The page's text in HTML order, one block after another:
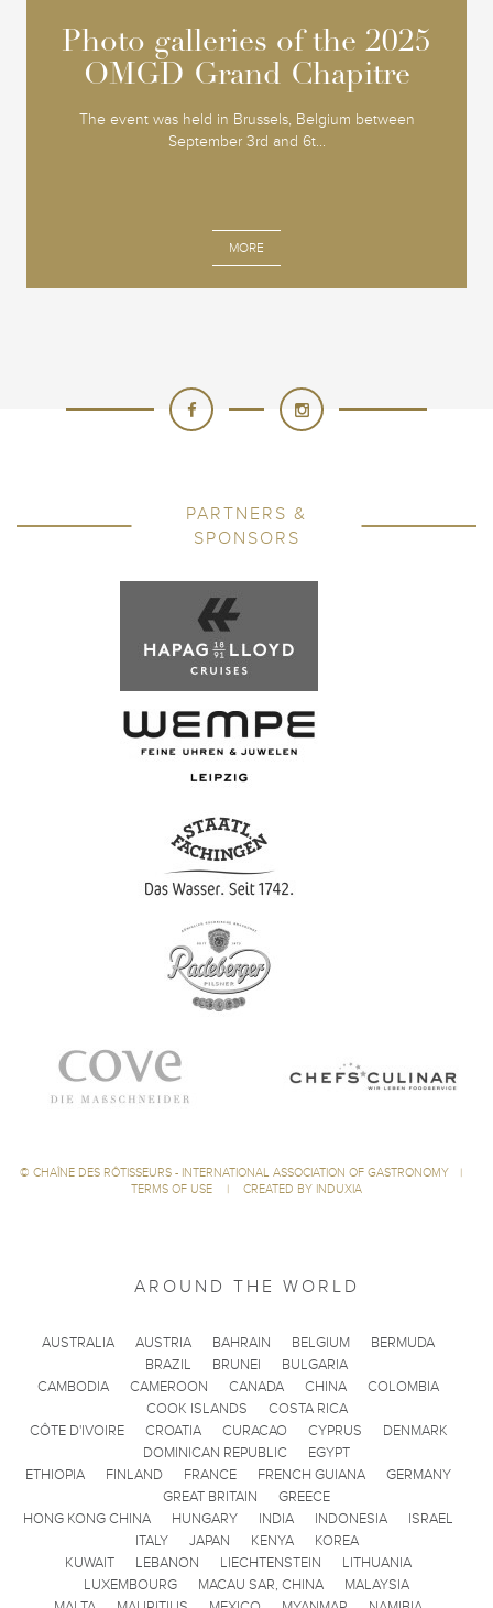
Photo galleries of the 2025
OMGD Grand Chapitre
The event was held in Brussels, Belgium between
September 3rd and 6t...
MORE
Photo galleries of the 2025
OMGD Grand Chapitre
PARTNERS &
SPONSORS
© CHAÎNE DES RÔTISSEURS - INTERNATIONAL ASSOCIATION OF GASTRONOMY
|
TERMS OF USE
| CREATED BY INDUXIA
AROUND THE WORLD
AUSTRALIA AUSTRIA BAHRAIN BELGIUM
BERMUDA
BRAZIL
BRUNEI
BULGARIA
CAMBODIA
CAMEROON CANADA CHINA
COLOMBIA
COOK ISLANDS
COSTA RICA
CÔTE D'IVOIRE
CROATIA CURACAO CYPRUS
DENMARK
DOMINICAN REPUBLIC
EGYPT
ETHIOPIA
FINLAND FRANCE FRENCH GUIANA
GERMANY
GREAT BRITAIN
GREECE
HONG KONG CHINA
HUNGARY INDIA INDONESIA
ISRAEL
ITALY
JAPAN KENYA
KOREA
KUWAIT
LEBANON LIECHTENSTEIN
LITHUANIA
LUXEMBOURG
MACAU SAR, CHINA
MALAYSIA